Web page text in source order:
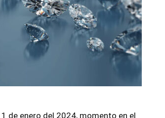
de enero del 2024, momento en el